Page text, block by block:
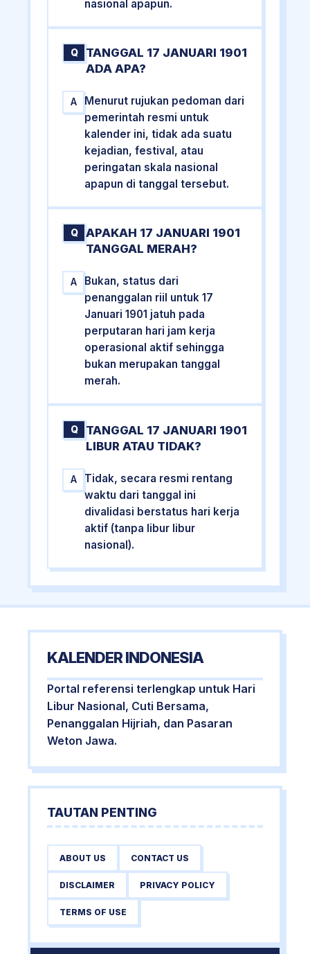
nasional apapun.
Q
TANGGAL 17 JANUARI 1901
ADA APA?
A
Menurut rujukan pedoman dari
pemerintah resmi untuk
kalender ini, tidak ada suatu
kejadian, festival, atau
peringatan skala nasional
apapun di tanggal tersebut.
Q
APAKAH 17 JANUARI 1901
TANGGAL MERAH?
A
Bukan, status dari
penanggalan riil untuk 17
Januari 1901 jatuh pada
perputaran hari jam kerja
operasional aktif sehingga
bukan merupakan tanggal
merah.
Q
TANGGAL 17 JANUARI 1901
LIBUR ATAU TIDAK?
A
Tidak, secara resmi rentang
waktu dari tanggal ini
divalidasi berstatus hari kerja
aktif (tanpa libur libur
nasional).
KALENDER INDONESIA
Portal referensi terlengkap untuk Hari
Libur Nasional, Cuti Bersama,
Penanggalan Hijriah, dan Pasaran
Weton Jawa.
TAUTAN PENTING
ABOUT US CONTACT US
DISCLAIMER PRIVACY POLICY
TERMS OF USE